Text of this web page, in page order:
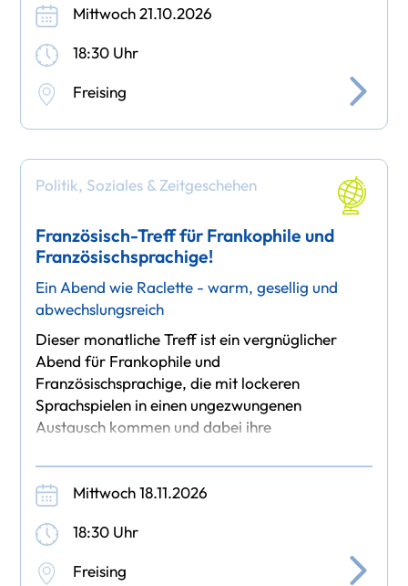
Mittwoch 21.10.2026
18:30 Uhr
Freising
Politik, Soziales & Zeitgeschehen
Französisch-Treff für Frankophile und
Französischsprachige!
Ein Abend wie Raclette - warm, gesellig und
abwechslungsreich
Dieser monatliche Treff ist ein vergnüglicher
Abend für Frankophile und
Französischsprachige, die mit lockeren
Sprachspielen in einen ungezwungenen
Austausch kommen und dabei ihre
pflegen
Mittwoch 18.11.2026
18:30 Uhr
Freising